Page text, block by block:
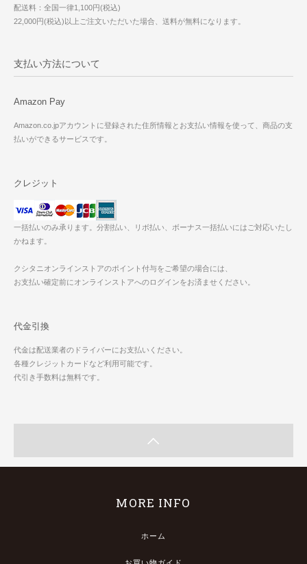
配送料：全国一律1,100円(税込)
22,000円(税込)以上ご注文いただいた場合、送料が無料になります。
支払い方法について
Amazon Pay
Amazon.co.jpアカウントに登録された住所情報とお支払い情報を使って、商品の支
払いができるサービスです。
クレジット
一括払いのみ承ります。分割払い、リボ払い、ボーナス一括払いにはご対応いたし
かねます。
クシタニオンラインストアのポイント付与をご希望の場合には、
お支払い確定前にオンラインストアへのログインをお済ませください。
代金引換
代金は配送業者のドライバーにお支払いください。
各種クレジットカードなど利用可能です。
代引き手数料は無料です。
MORE INFO
ホーム